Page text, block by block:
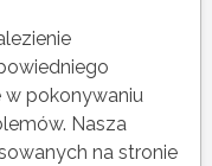
pokonywaniu
Nasza
na stronie